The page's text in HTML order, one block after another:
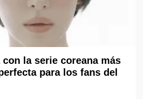
la serie coreana más
para los fans del